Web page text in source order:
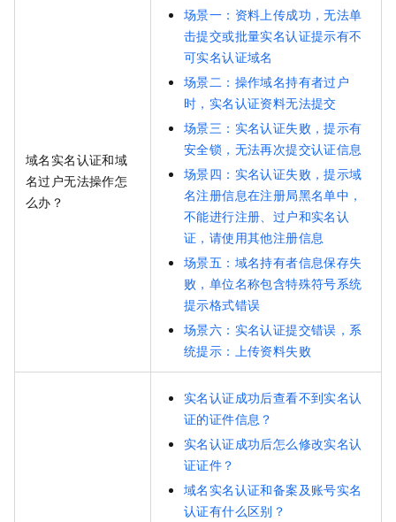
域名实名认证和域
名过户无法操作怎
么办？
场景一：资料上传成功，无法单
击提交或批量实名认证提示有不
可实名认证域名
场景二：操作域名持有者过户
时，实名认证资料无法提交
场景三：实名认证失败，提示有
安全锁，无法再次提交认证信息
场景四：实名认证失败，提示域
名注册信息在注册局黑名单中，
不能进行注册、过户和实名认
证，请使用其他注册信息
场景五：域名持有者信息保存失
败，单位名称包含特殊符号系统
提示格式错误
场景六：实名认证提交错误，系
统提示：上传资料失败
实名认证成功后查看不到实名认
证的证件信息？
实名认证成功后怎么修改实名认
证证件？
域名实名认证和备案及账号实名
认证有什么区别？